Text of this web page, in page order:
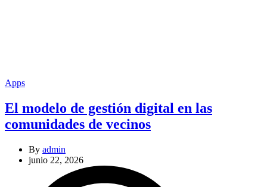
Categories
Apps
El modelo de gestión digital en las
comunidades de vecinos
By admin
junio 22, 2026